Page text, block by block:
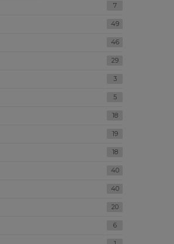
7
49
46
29
3
5
18
19
18
40
40
20
6